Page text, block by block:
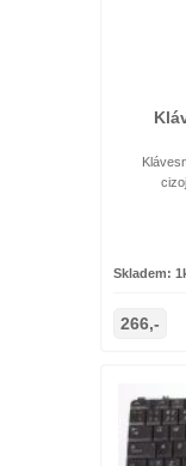
Skladem:
266,-